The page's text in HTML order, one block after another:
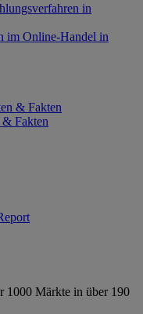
in
im Online-Handel in
& Fakten
Fakten
1000 Märkte in über 190